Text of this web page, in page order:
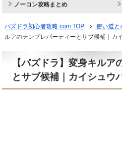
ノーコン攻略まとめ
パズドラ初心者攻略.com TOP 使い道と
ルアのテンプレパーティーとサブ候補｜カ
【パズドラ】変身キルア
とサブ候補｜カイシュウ